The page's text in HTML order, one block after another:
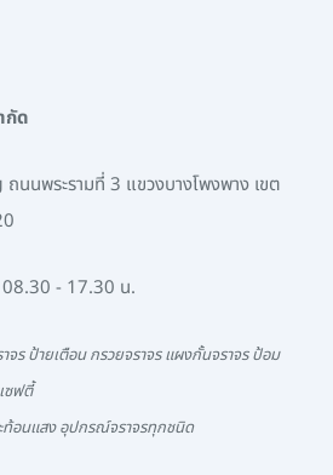
กัด
นนพระรามที่ 3 แขวงบางโพงพาง เขต
08.30 - 17.30 น.
ร ป้ายเตือน กรวยจราจร แผงกั้นจราจร ป้อม
ซฟตี้
ท้อนแสง อุปกรณ์จราจรทุกชนิด